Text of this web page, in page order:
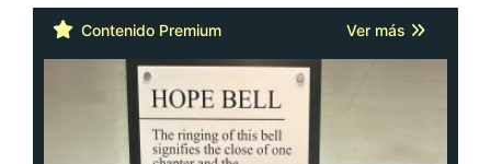
Contenido Premium Ver más